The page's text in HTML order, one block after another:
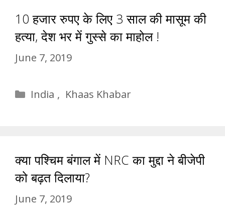
10 हजार रुपए के लिए 3 साल की मासूम की
हत्या, देश भर में गुस्से का माहोल !
June 7, 2019
Categories
India , Khaas Khabar
क्या पश्चिम बंगाल में NRC का मुद्दा ने बीजेपी
को बढ़त दिलाया?
June 7, 2019